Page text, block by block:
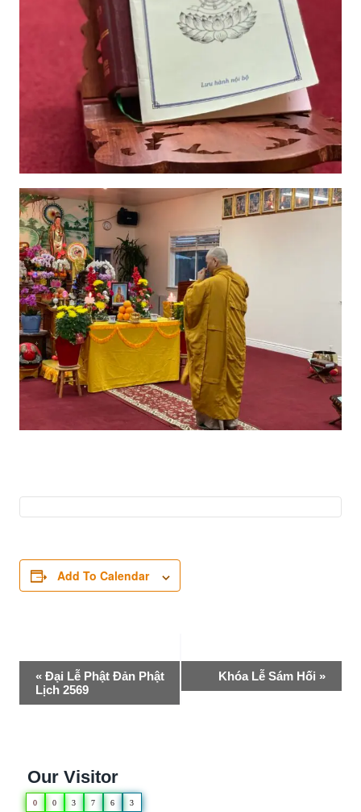
Add To Calendar
Event
Navigation
« Đại Lễ Phật Đản Phật
Lịch 2569
Khóa Lễ Sám Hối »
Our Visitor
0 0 3 7 6 3